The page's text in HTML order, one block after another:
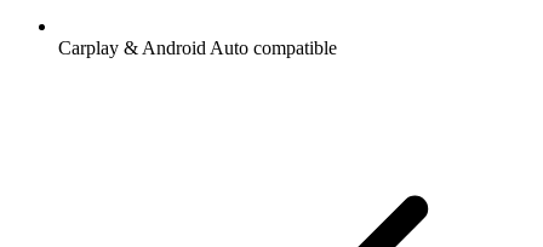
Carplay & Android Auto compatible